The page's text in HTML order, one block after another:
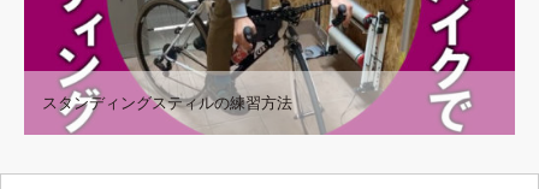
スタンディングスティルの練習方法